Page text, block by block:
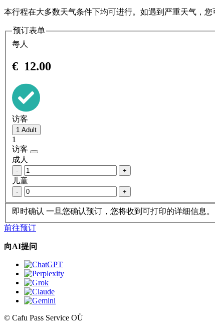
本行程在大多数天气条件下均可进行。如遇到严重天气，您
预订表单
每人
€ 12.00
访客
1
访客
成人
- +
儿童
- +
即时确认 一旦您确认预订，您将收到可打印的详细信息。
前往预订
向AI提问
© Cafu Pass Service OÜ